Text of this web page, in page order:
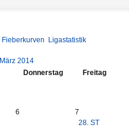
Fieberkurven Ligastatistik
März 2014
Donnerstag Freitag
6
7
28. ST